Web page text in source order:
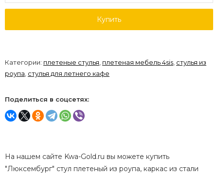
Купить
Категории: плетеные стулья, плетеная мебель 4sis, стулья из
роупа, стулья для летнего кафе
Поделиться в соцсетях:
На нашем сайте Kwa-Gold.ru вы можете купить
"Люксембург" стул плетеный из роупа, каркас из стали